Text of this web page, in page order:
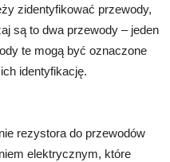
zidentyfikować przewody,
są to dwa przewody – jeden
te mogą być oznaczone
identyfikację.
rezystora do przewodów
elektrycznym, które